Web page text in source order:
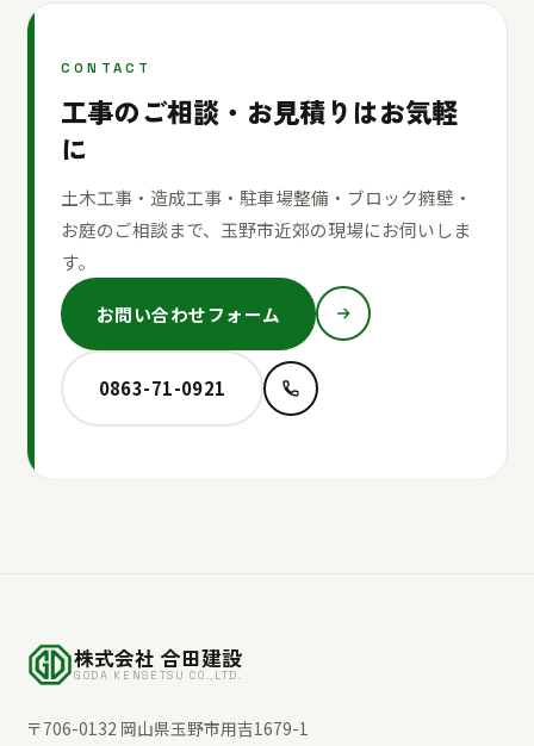
CONTACT
工事のご相談・お見積りはお気軽
に
土木工事・造成工事・駐車場整備・ブロック擁壁・
お庭のご相談まで、玉野市近郊の現場にお伺いしま
す。
お問い合わせフォーム
0863-71-0921
株式会社 合田建設
GODA KENSETSU CO.,LTD.
〒706-0132 岡山県玉野市用吉1679-1